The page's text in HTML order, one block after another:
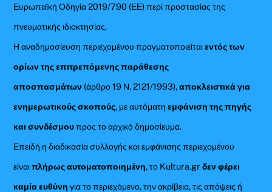
Ευρωπαϊκή Οδηγία 2019/790 (ΕΕ) περί προστασίας της
πνευματικής ιδιοκτησίας.
Η αναδημοσίευση περιεχομένου πραγματοποιείταιεντός των
ορίων της επιτρεπόμενης παράθεσης
αποσπασμάτων (άρθρο 19 Ν. 2121/1993),αποκλειστικά για
ενημερωτικούς σκοπούς, με αυτόματηεμφάνιση της πηγής
και συνδέσμουπρος το αρχικό δημοσίευμα.
Επειδή η διαδικασία συλλογής και εμφάνισης περιεχομένου
είναιπλήρως αυτοματοποιημένη, το Kultura.grδεν φέρει
καμία ευθύνη για το περιεχόμενο, την ακρίβεια, τις απόψεις ή